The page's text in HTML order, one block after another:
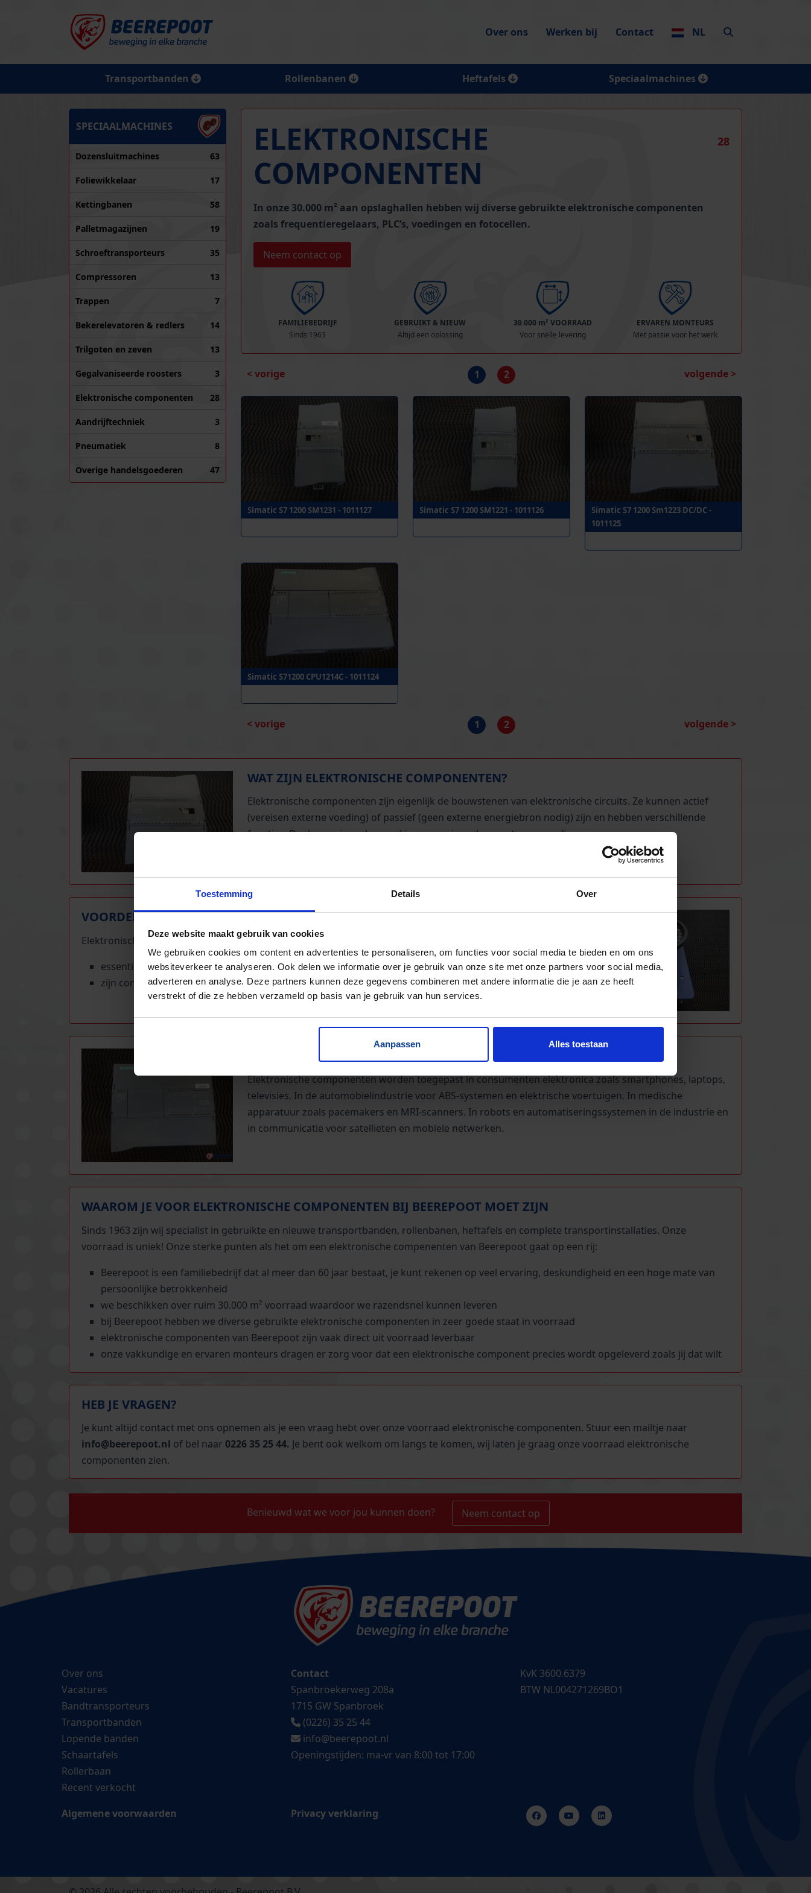
Toestemming Details Over
Deze website maakt gebruik van cookies
We gebruiken cookies om content en advertenties te personaliseren, om functies voor social media te bieden en om ons
websiteverkeer te analyseren. Ook delen we informatie over je gebruik van onze site met onze partners voor social media,
adverteren en analyse. Deze partners kunnen deze gegevens combineren met andere informatie die je aan ze heeft
verstrekt of die ze hebben verzameld op basis van je gebruik van hun services.
Aanpassen Alles toestaan
Over ons Werken bij Contact NL
Transportbanden Rollenbanen Heftafels Speciaalmachines
SPECIAALMACHINES
Dozensluitmachines 63
Foliewikkelaar 17
Kettingbanen 58
Palletmagazijnen 19
Schroeftransporteurs 35
Compressoren 13
Trappen 7
Bekerelevatoren & redlers 14
Trilgoten en zeven 13
Gegalvaniseerde roosters 3
Elektronische componenten 28
Aandrijftechniek 3
Pneumatiek 8
Overige handelsgoederen 47
28
ELEKTRONISCHE
COMPONENTEN
In onze 30.000 m² aan opslaghallen hebben wij diverse gebruikte elektronische componenten
zoals frequentieregelaars, PLC’s, voedingen en fotocellen.
Neem contact op
FAMILIEBEDRIJF
Sinds 1963
GEBRUIKT & NIEUW
Altijd een oplossing
30.000 m² VOORRAAD
Voor snelle levering
ERVAREN MONTEURS
Met passie voor het werk
< vorige 1 2 volgende >
Simatic S7 1200 SM1231 - 1011127 Simatic S7 1200 SM1221 - 1011126
Simatic S7 1200 Sm1223 DC/DC -
1011125
Simatic S71200 CPU1214C - 1011124
< vorige 1 2 volgende >
WAT ZIJN ELEKTRONISCHE COMPONENTEN?
Elektronische componenten zijn eigenlijk de bouwstenen van elektronische circuits. Ze kunnen actief
(vereisen externe voeding) of passief (geen externe energiebron nodig) zijn en hebben verschillende
functies. Denk aan signaalverwerking, energieopslag en stroomregeling.
VOORDELEN VAN ELEKTRONISCHE COMPONENTEN
Elektronische componenten hebben een aantal voordelen. Elektronische componenten zijn:
essentieel voor slimme technologieën en AI-systemen
zijn compact en veelzijdig
Elektronische componenten worden toegepast in consumenten elektronica zoals smartphones, laptops,
televisies. In de automobielindustrie voor ABS-systemen en elektrische voertuigen. In medische
apparatuur zoals pacemakers en MRI-scanners. In robots en automatiseringssystemen in de industrie en
in communicatie voor satellieten en mobiele netwerken.
WAAROM JE VOOR ELEKTRONISCHE COMPONENTEN BIJ BEEREPOOT MOET ZIJN
Sinds 1963 zijn wij specialist in gebruikte en nieuwe transportbanden, rollenbanen, heftafels en complete transportinstallaties. Onze
voorraad is uniek! Onze sterke punten als het om een elektronische compenenten van Beerepoot gaat op een rij:
Beerepoot is een familiebedrijf dat al meer dan 60 jaar bestaat, je kunt rekenen op veel ervaring, deskundigheid en een hoge mate van
persoonlijke betrokkenheid
we beschikken over ruim 30.000 m² voorraad waardoor we razendsnel kunnen leveren
bij Beerepoot hebben we diverse gebruikte elektronische componenten in zeer goede staat in voorraad
elektronische componenten van Beerepoot zijn vaak direct uit voorraad leverbaar
onze vakkundige en ervaren monteurs dragen er zorg voor dat een elektronische component precies wordt opgeleverd zoals jij dat wilt
HEB JE VRAGEN?
Je kunt altijd contact met ons opnemen als je een vraag hebt over onze voorraad elektronische componenten. Stuur een mailtje naar
info@beerepoot.nl of bel naar 0226 35 25 44. Je bent ook welkom om langs te komen, wij laten je graag onze voorraad elektronische
componenten zien.
Benieuwd wat we voor jou kunnen doen? Neem contact op
Over ons
Vacatures
Bandtransporteurs
Transportbanden
Lopende banden
Schaartafels
Rollerbaan
Recent verkocht
Contact
Spanbroekerweg 208a
1715 GW Spanbroek
(0226) 35 25 44
info@beerepoot.nl
Openingstijden: ma-vr van 8:00 tot 17:00
KvK 3600.6379
BTW NL004271269BO1
Algemene voorwaarden Privacy verklaring